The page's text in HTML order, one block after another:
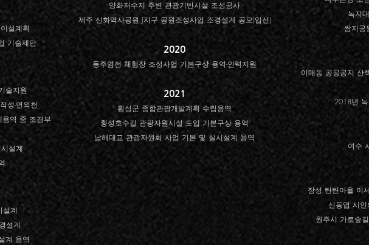
설계획
기술제안
술지원
성-연외천
역 중 조경부
설계
설계
설계
계 용역
양화저수지 주변 관광기반시설 조성공사
​제주 신화역사공원 J지구 공원조성사업 조경설계 공모(입선)
2020
동주염전 체험장 조성사업 기본구상 용역-인력지원
2021
횡성군 종합관광개발계획 수립용역
횡성호수길 관광자원시설 도입 기본구상 용역
​남해대교 관광자원화 사업 기본 및 실시설계 용역
녹지
쌈지공
이매동 공공공지 산
2018년
여수
장성 탄탄마을 미
신동엽 시
원주시 가로숲